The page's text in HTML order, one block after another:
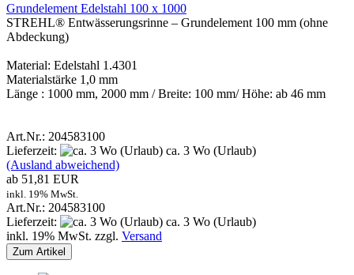
Grundelement Edelstahl 100 x 1000
STREHL® Entwässerungsrinne – Grundelement 100 mm (ohne
Abdeckung)
Material: Edelstahl 1.4301
Materialstärke 1,0 mm
Länge : 1000 mm, 2000 mm / Breite: 100 mm/ Höhe: ab 46 mm
Art.Nr.: 204583100
Lieferzeit:
ca. 3 Wo (Urlaub)
(Ausland abweichend)
ab 51,81 EUR
inkl. 19% MwSt.
Art.Nr.: 204583100
Lieferzeit:
ca. 3 Wo (Urlaub)
inkl. 19% MwSt. zzgl. Versand
Zum Artikel